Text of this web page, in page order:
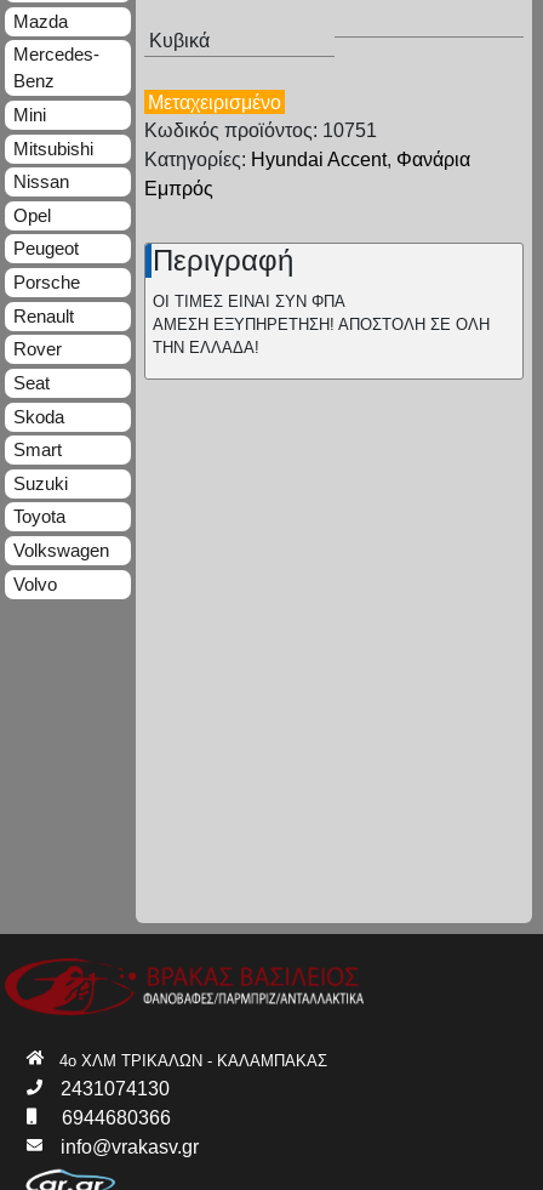
Κυβικά
Μεταχειρισμένο
Κωδικός προϊόντος: 10751
Κατηγορίες: Hyundai Accent, Φανάρια
Εμπρός
Περιγραφή
ΟΙ ΤΙΜΕΣ ΕΙΝΑΙ ΣΥΝ ΦΠΑ
ΑΜΕΣΗ ΕΞΥΠΗΡΕΤΗΣΗ! ΑΠΟΣΤΟΛΗ ΣΕ ΟΛΗ
ΤΗΝ ΕΛΛΑΔΑ!
Mazda
Mercedes-
Benz
Mini
Mitsubishi
Nissan
Opel
Peugeot
Porsche
Renault
Rover
Seat
Skoda
Smart
Suzuki
Toyota
Volkswagen
Volvo
4ο ΧΛΜ ΤΡΙΚΑΛΩΝ - ΚΑΛΑΜΠΑΚΑΣ
2431074130
6944680366
info@vrakasv.gr